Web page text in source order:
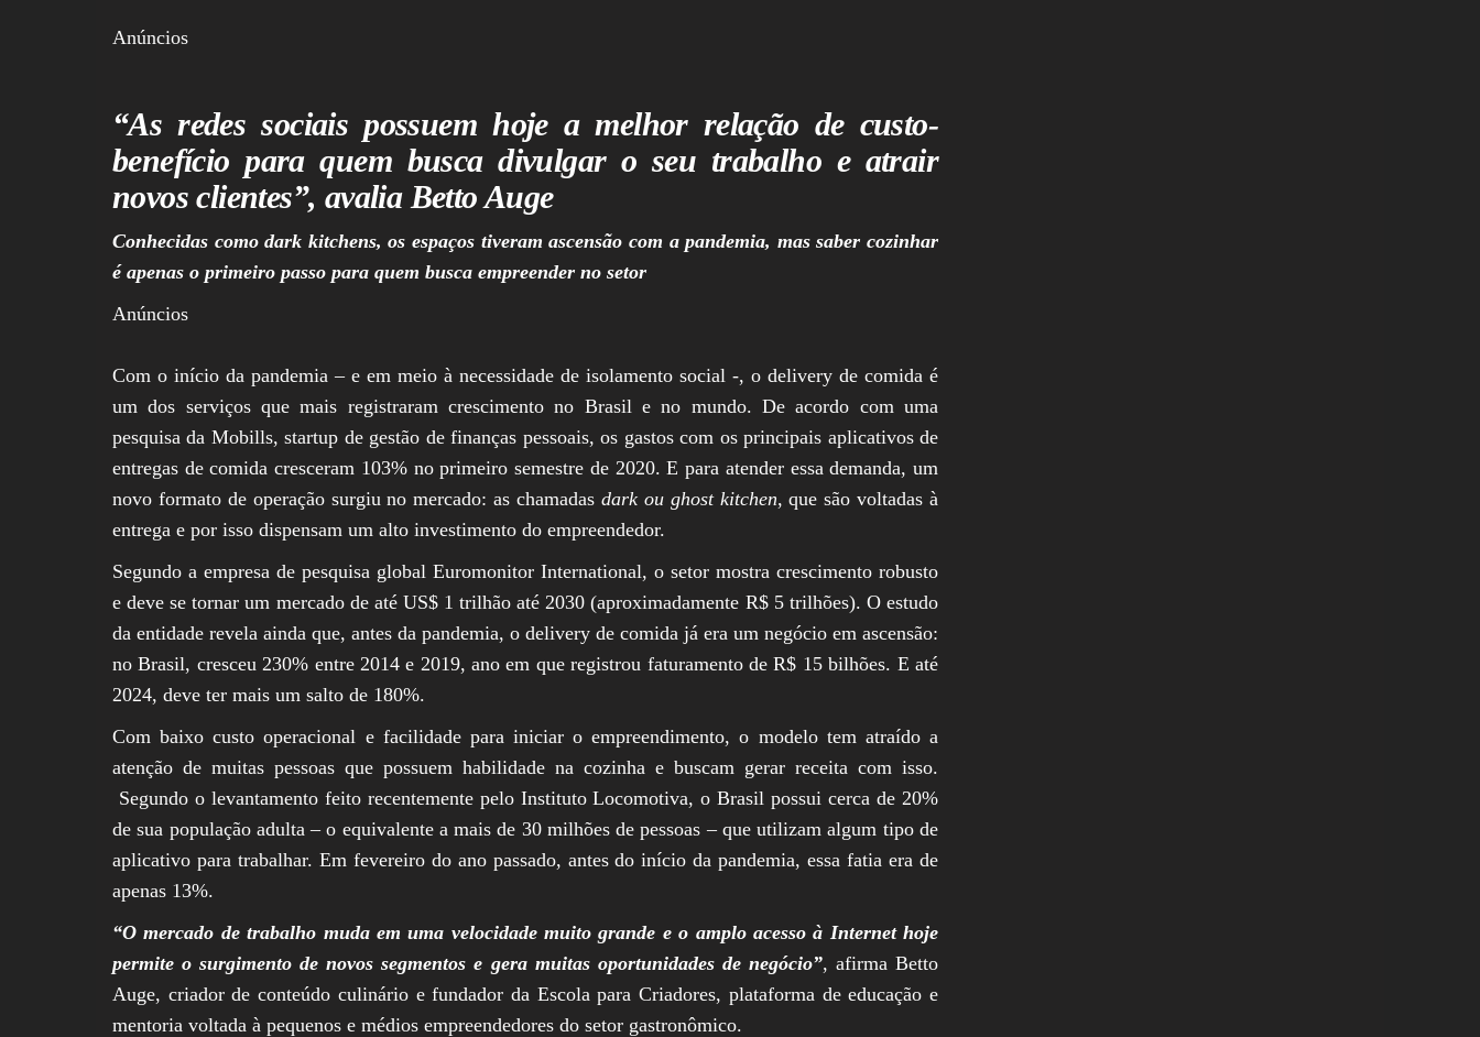
Gastronomia,
Vinhos, Bebidas,
Cervejas, Comida,
Negócios,
Anúncios
“As redes sociais possuem hoje a melhor relação de custo-
benefício para quem busca divulgar o seu trabalho e atrair
novos clientes”, avalia Betto Auge
Conhecidas como dark kitchens, os espaços tiveram ascensão com a pandemia, mas saber cozinhar
é apenas o primeiro passo para quem busca empreender no setor
Anúncios
Com o início da pandemia – e em meio à necessidade de isolamento social -, o delivery de comida é
um dos serviços que mais registraram crescimento no Brasil e no mundo. De acordo com uma
pesquisa da Mobills, startup de gestão de finanças pessoais, os gastos com os principais aplicativos de
entregas de comida cresceram 103% no primeiro semestre de 2020. E para atender essa demanda, um
novo formato de operação surgiu no mercado: as chamadas dark ou ghost kitchen, que são voltadas à
entrega e por isso dispensam um alto investimento do empreendedor.
Segundo a empresa de pesquisa global Euromonitor International, o setor mostra crescimento robusto
e deve se tornar um mercado de até US$ 1 trilhão até 2030 (aproximadamente R$ 5 trilhões). O estudo
da entidade revela ainda que, antes da pandemia, o delivery de comida já era um negócio em ascensão:
no Brasil, cresceu 230% entre 2014 e 2019, ano em que registrou faturamento de R$ 15 bilhões. E até
2024, deve ter mais um salto de 180%.
Com baixo custo operacional e facilidade para iniciar o empreendimento, o modelo tem atraído a
atenção de muitas pessoas que possuem habilidade na cozinha e buscam gerar receita com isso.
Segundo o levantamento feito recentemente pelo Instituto Locomotiva, o Brasil possui cerca de 20%
de sua população adulta – o equivalente a mais de 30 milhões de pessoas – que utilizam algum tipo de
aplicativo para trabalhar. Em fevereiro do ano passado, antes do início da pandemia, essa fatia era de
apenas 13%.
“O mercado de trabalho muda em uma velocidade muito grande e o amplo acesso à Internet hoje
permite o surgimento de novos segmentos e gera muitas oportunidades de negócio”, afirma Betto
Auge, criador de conteúdo culinário e fundador da Escola para Criadores, plataforma de educação e
mentoria voltada à pequenos e médios empreendedores do setor gastronômico.